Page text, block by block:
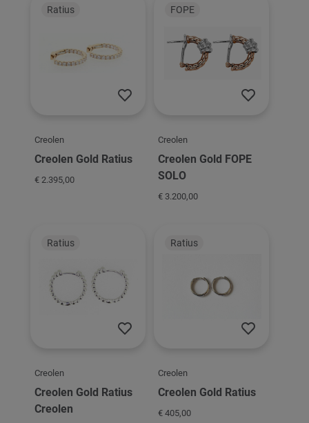
Ratius
Creolen
Creolen Gold Ratius
€ 2.395,00
FOPE
Creolen
Creolen Gold FOPE
SOLO
€ 3.200,00
Ratius
Creolen
Creolen Gold Ratius
Creolen
Ratius
Creolen
Creolen Gold Ratius
€ 405,00